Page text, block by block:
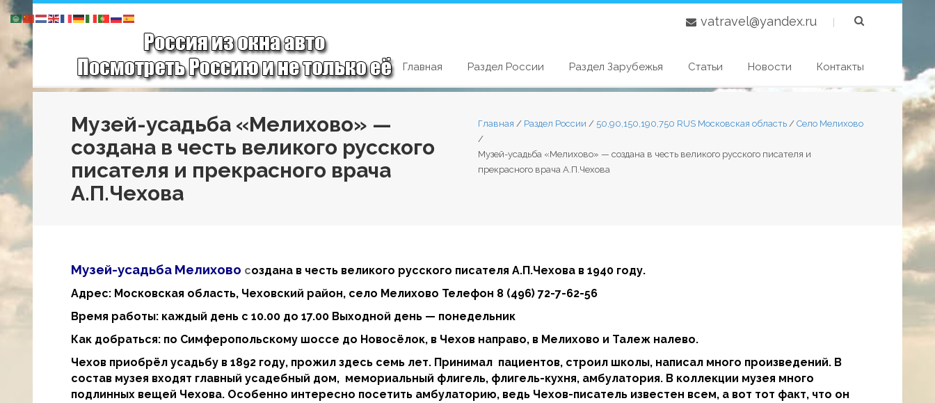
vatravel@yandex.ru |
Главная Раздел России Раздел Зарубежья Статьи Новости Контакты
Музей-усадьба «Мелихово» —
создана в честь великого русского
писателя и прекрасного врача
А.П.Чехова
Главная / Раздел России / 50,90,150,190,750 RUS Московская область / Село Мелихово
/
Музей-усадьба «Мелихово» — создана в честь великого русского писателя и
прекрасного врача А.П.Чехова
Музей-усадьба Мелихово создана в честь великого русского писателя А.П.Чехова в 1940 году.
Адрес: Московская область, Чеховский район, село Мелихово Телефон 8 (496) 72-7-62-56
Время работы: каждый день с 10.00 до 17.00 Выходной день — понедельник
Как добраться: по Симферопольскому шоссе до Новосёлок, в Чехов направо, в Мелихово и Талеж налево.
Чехов приобрёл усадьбу в 1892 году, прожил здесь семь лет. Принимал пациентов, строил школы, написал много произведений. В
состав музея входят главный усадебный дом, мемориальный флигель, флигель-кухня, амбулатория. В коллекции музея много
подлинных вещей Чехова. Особенно интересно посетить амбулаторию, ведь Чехов-писатель известен всем, а вот тот факт, что он